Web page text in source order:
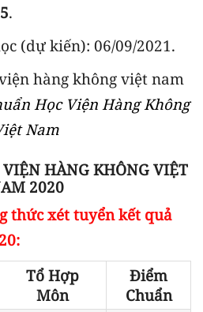
.
(dự kiến): 06/09/2021.
Học Viện Hàng Không
Nam
HÀNG KHÔNG VIỆT
2020
thức xét tuyển kết quả
Tổ Hợp
Môn
Điểm
Chuẩn